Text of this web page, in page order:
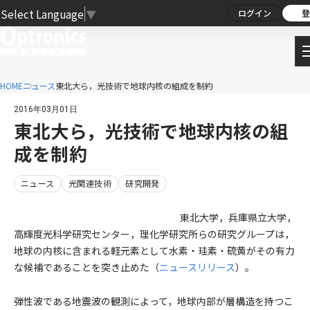
Select Language ▼ ログイン
HOMEニュース東北大ら，光技術で地球内核の組成を制約
2016年03月01日
東北大ら，光技術で地球内核の組
成を制約
ニュース 光関連技術 研究開発
東北大学，兵庫県立大学，
高輝度光科学研究センター，理化学研究所らの研究グループは，
地球の内核に含まれる軽元素として水素・珪素・硫黄がその有力
な候補であることを突き止めた（ニュースリリース）。
弾性波である地震波の観測によって，地球内部が層構造を持つこ